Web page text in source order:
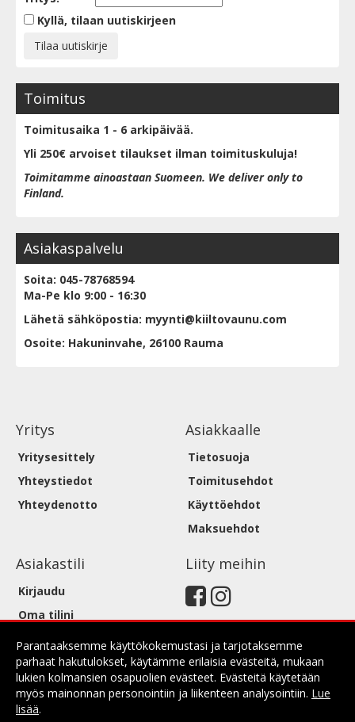
Parantaaksemme käyttökokemustasi ja tarjotaksemme
parhaat hakutulokset, käytämme erilaisia evästeitä, mukaan
lukien kolmansien osapuolien evästeet. Evästeitä käytetään
myös mainonnan personointiin ja liikenteen analysointiin. Lue
lisää.
Kyllä, tilaan uutiskirjeen
Toimitus
Toimitusaika 1 - 6 arkipäivää.
Yli 250€ arvoiset tilaukset ilman toimituskuluja!
Toimitamme ainoastaan Suomeen. We deliver only to
Finland.
Asiakaspalvelu
Soita: 045-78768594
Ma-Pe klo 9:00 - 16:30
Lähetä sähköpostia: myynti@kiiltovaunu.com
Osoite: Hakuninvahe, 26100 Rauma
Yritys
Yritysesittely
Yhteystiedot
Yhteydenotto
Asiakkaalle
Tietosuoja
Toimitusehdot
Käyttöehdot
Maksuehdot
Asiakastili
Kirjaudu
Oma tilini
Liity meihin